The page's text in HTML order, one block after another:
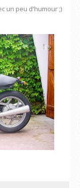
un peu d'humour ;)